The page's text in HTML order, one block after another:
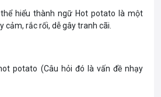
hiểu thành ngữ Hot potato là một
cảm, rắc rối, dễ gây tranh cãi.
potato (Câu hỏi đó là vấn đề nhạy